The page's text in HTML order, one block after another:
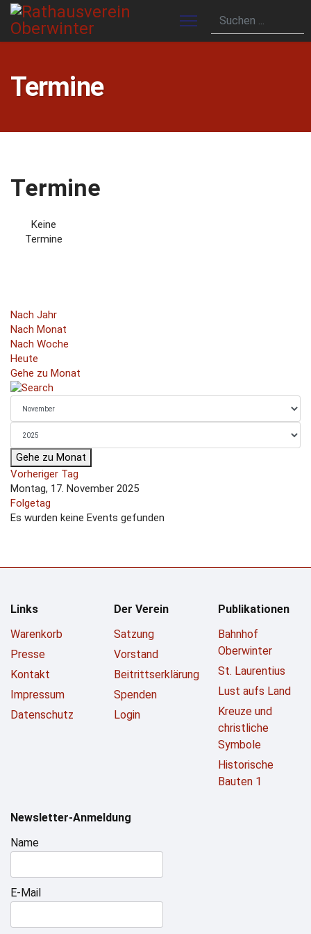
Termine
Termine
Keine
Termine
Nach Jahr
Nach Monat
Nach Woche
Heute
Gehe zu Monat
Gehe zu Monat
Vorheriger Tag
Montag, 17. November 2025
Folgetag
Es wurden keine Events gefunden
Links
Warenkorb
Presse
Kontakt
Impressum
Datenschutz
Der Verein
Satzung
Vorstand
Beitrittserklärung
Spenden
Login
Publikationen
Bahnhof
Oberwinter
St. Laurentius
Lust aufs Land
Kreuze und
christliche
Symbole
Historische
Bauten 1
Newsletter-Anmeldung
Name
E-Mail